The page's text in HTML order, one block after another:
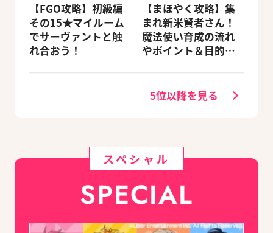
【FGO攻略】初級編
その15★マイルーム
でサーヴァントと触
れ合おう！
【まほやく攻略】集
まれ新米賢者さん！
魔法使い育成の流れ
やポイント＆目的別
新》
5位以降を見る
スペシャル
SPECIAL